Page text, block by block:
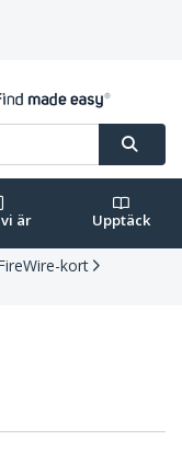
är Upptäck
kort